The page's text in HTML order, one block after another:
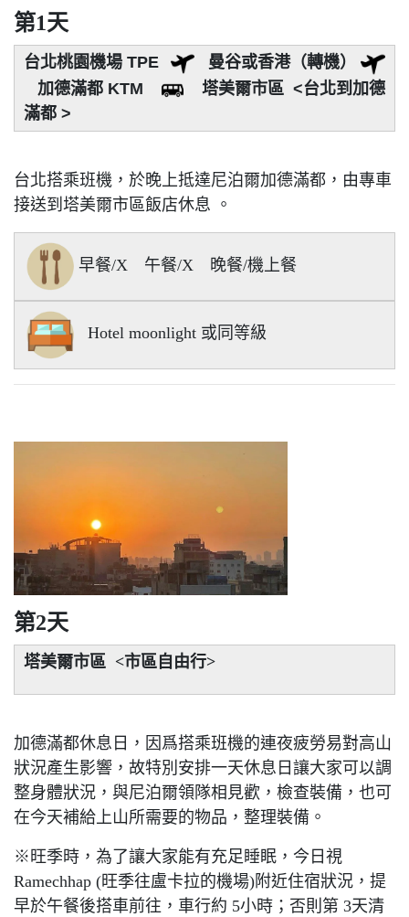
第1天
台北桃園機場 TPE
曼谷或香港（轉機）
加德滿都 KTM
塔美爾市區 <台北到加德
滿都 >
台北搭乘班機，於晚上抵達尼泊爾加德滿都，由專車
接送到塔美爾市區飯店休息 。
早餐/X 午餐/X 晚餐/機上餐
Hotel moonlight 或同等級
第2天
塔美爾市區 <市區自由行>
加德滿都休息日，因爲搭乘班機的連夜疲勞易對高山
狀況產生影響，故特別安排一天休息日讓大家可以調
整身體狀況，與尼泊爾領隊相見歡，檢查裝備，也可
在今天補給上山所需要的物品，整理裝備。
※旺季時，為了讓大家能有充足睡眠，今日視
Ramechhap (旺季往盧卡拉的機場)附近住宿狀況，提
早於午餐後搭車前往，車行約 5小時；否則第 3天清